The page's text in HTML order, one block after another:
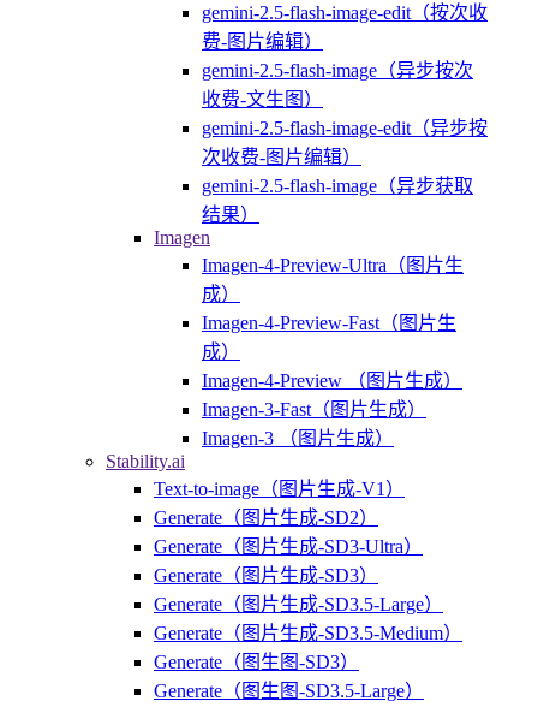
gemini-2.5-flash-image-edit（按次收
费-图片编辑）
gemini-2.5-flash-image（异步按次
收费-文生图）
gemini-2.5-flash-image-edit（异步按
次收费-图片编辑）
gemini-2.5-flash-image（异步获取
结果）
Imagen
Imagen-4-Preview-Ultra（图片生
成）
Imagen-4-Preview-Fast（图片生
成）
Imagen-4-Preview （图片生成）
Imagen-3-Fast（图片生成）
Imagen-3 （图片生成）
Stability.ai
Text-to-image（图片生成-V1）
Generate（图片生成-SD2）
Generate（图片生成-SD3-Ultra）
Generate（图片生成-SD3）
Generate（图片生成-SD3.5-Large）
Generate（图片生成-SD3.5-Medium）
Generate（图生图-SD3）
Generate（图生图-SD3.5-Large）